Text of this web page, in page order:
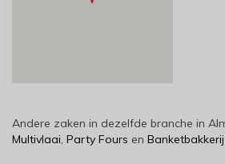
Andere zaken in dezelfde branche in
Multivlaai, Party Fours en